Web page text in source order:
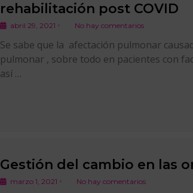
rehabilitación post COVID
abril 29, 2021 No hay comentarios
Se sabe que la afectación pulmonar
pulmonar , sobre todo en pacientes con
así …
Gestión del cambio en las
marzo 1, 2021 No hay comentarios